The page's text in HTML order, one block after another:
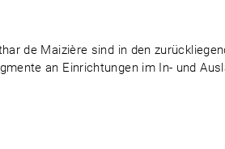
de Maizière sind in den
an Einrichtungen im In- und